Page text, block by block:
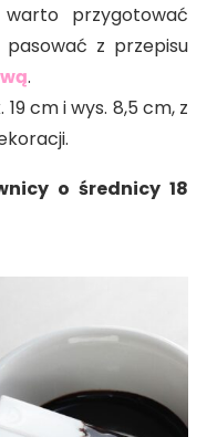
warto przygotować
pasować z przepisu
.
cm i wys. 8,5 cm, z
o średnicy 18